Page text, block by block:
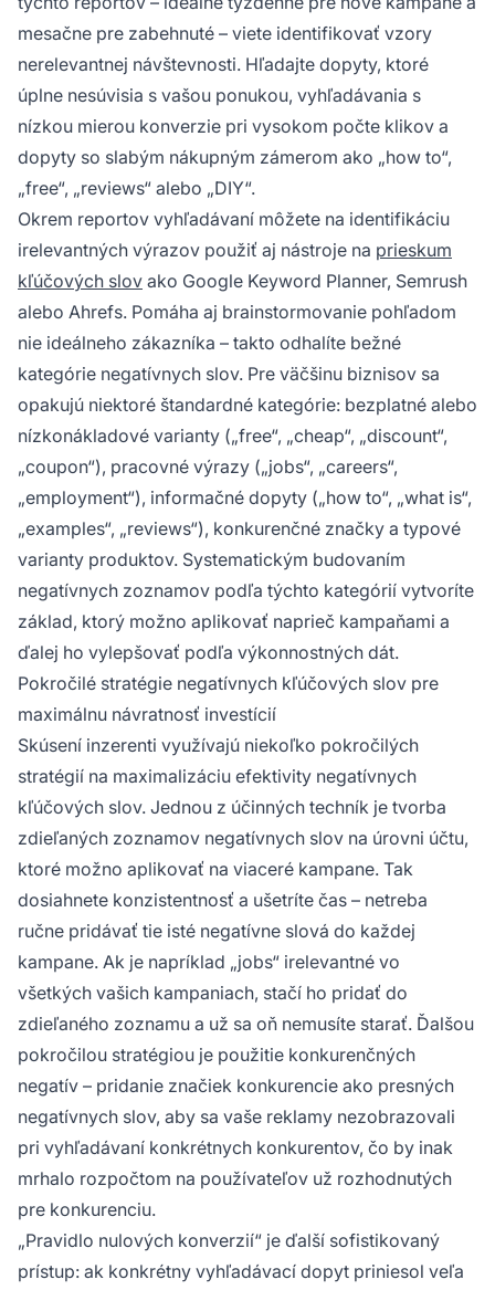
mesačne pre zabehnuté – viete identifikovať vzory
nerelevantnej návštevnosti. Hľadajte dopyty, ktoré
úplne nesúvisia s vašou ponukou, vyhľadávania s
nízkou mierou konverzie pri vysokom počte klikov a
dopyty so slabým nákupným zámerom ako „how to“,
„free“, „reviews“ alebo „DIY“.
Okrem reportov vyhľadávaní môžete na identifikáciu
irelevantných výrazov použiť aj nástroje na prieskum
kľúčových slov ako Google Keyword Planner, Semrush
alebo Ahrefs. Pomáha aj brainstormovanie pohľadom
nie ideálneho zákazníka – takto odhalíte bežné
kategórie negatívnych slov. Pre väčšinu biznisov sa
opakujú niektoré štandardné kategórie: bezplatné alebo
nízkonákladové varianty („free“, „cheap“, „discount“,
„coupon“), pracovné výrazy („jobs“, „careers“,
„employment“), informačné dopyty („how to“, „what is“,
„examples“, „reviews“), konkurenčné značky a typové
varianty produktov. Systematickým budovaním
negatívnych zoznamov podľa týchto kategórií vytvoríte
základ, ktorý možno aplikovať naprieč kampaňami a
ďalej ho vylepšovať podľa výkonnostných dát.
Pokročilé stratégie negatívnych kľúčových slov pre
maximálnu návratnosť investícií
Skúsení inzerenti využívajú niekoľko pokročilých
stratégií na maximalizáciu efektivity negatívnych
kľúčových slov. Jednou z účinných techník je tvorba
zdieľaných zoznamov negatívnych slov na úrovni účtu,
ktoré možno aplikovať na viaceré kampane. Tak
dosiahnete konzistentnosť a ušetríte čas – netreba
ručne pridávať tie isté negatívne slová do každej
kampane. Ak je napríklad „jobs“ irelevantné vo
všetkých vašich kampaniach, stačí ho pridať do
zdieľaného zoznamu a už sa oň nemusíte starať. Ďalšou
pokročilou stratégiou je použitie konkurenčných
negatív – pridanie značiek konkurencie ako presných
negatívnych slov, aby sa vaše reklamy nezobrazovali
pri vyhľadávaní konkrétnych konkurentov, čo by inak
mrhalo rozpočtom na používateľov už rozhodnutých
pre konkurenciu.
„Pravidlo nulových konverzií“ je ďalší sofistikovaný
prístup: ak konkrétny vyhľadávací dopyt priniesol veľa